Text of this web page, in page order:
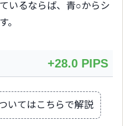
いるならば、青○からシ
。
+28.0 PIPS
いてはこちらで解説